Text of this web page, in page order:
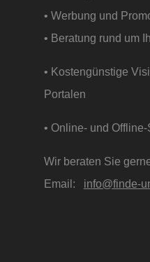
• Werbung und
• Beratung rund um
• Kostengünstige
Portalen
• Online- und
Wir beraten Sie
Email: info@finde-